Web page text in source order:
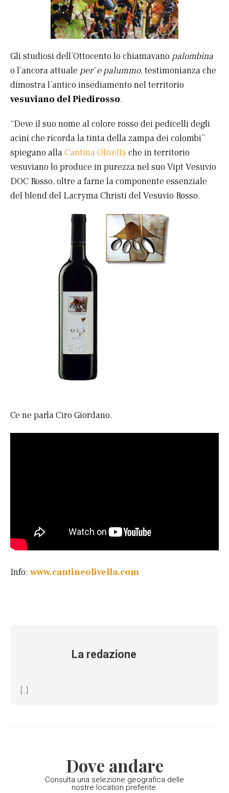
Gli studiosi dell’Ottocento lo chiamavano palombina
o l’ancora attuale per’ e palummo, testimonianza che
dimostra l’antico insediamento nel territorio
vesuviano del Piedirosso.
“Deve il suo nome al colore rosso dei pedicelli degli
acini che ricorda la tinta della zampa dei colombi”
spiegano allaCantina Olivellache in territorio
vesuviano lo produce in purezza nel suo Vipt Vesuvio
DOC Rosso, oltre a farne la componente essenziale
del blend del Lacryma Christi del Vesuvio Rosso.
Ce ne parla Ciro Giordano.
Info: www.cantineolivella.com
La redazione
[...]
Dove andare
Consulta una selezione geografica delle
nostre location preferite.